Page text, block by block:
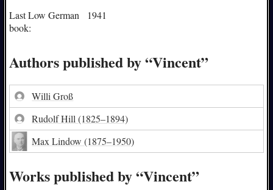
Last Low German
book:
1941
Authors published by “Vincent”
Willi Groß
Rudolf Hill(1825–1894)
Max Lindow(1875–1950)
Works published by “Vincent”